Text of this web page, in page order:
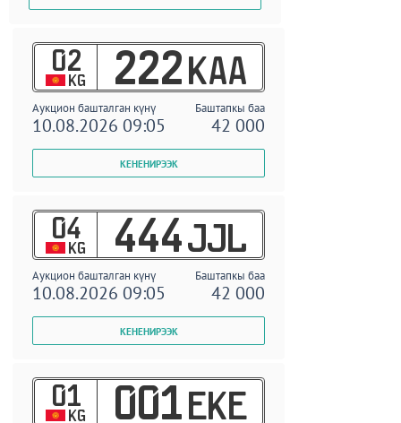
02
KG 222 KAA
Аукцион башталган күнү Баштапкы баа
10.08.2026 09:05 42 000
04
KG 444 JJL
Аукцион башталган күнү Баштапкы баа
10.08.2026 09:05 42 000
01
KG 001 EKE